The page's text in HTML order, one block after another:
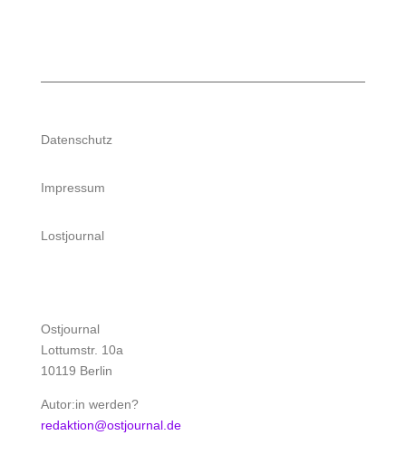
Datenschutz
Impressum
Lostjournal
Ostjournal
Lottumstr. 10a
10119 Berlin
Autor:in werden?
redaktion@ostjournal.de